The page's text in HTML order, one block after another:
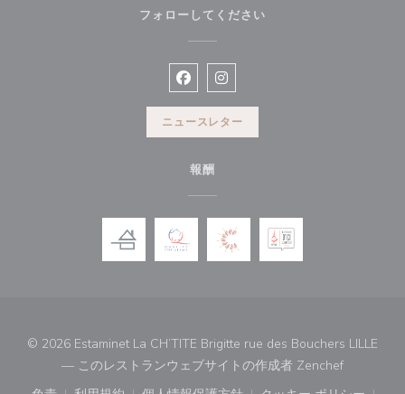
フォローしてください
Facebook ((新しいウィンドウで
Instagram ((新しいウィンド
ニュースレター
報酬
© 2026 Estaminet La CH’TITE Brigitte rue des Bouchers LILLE
— このレストランウェブサイトの作成者 Zenchef((新しいウ